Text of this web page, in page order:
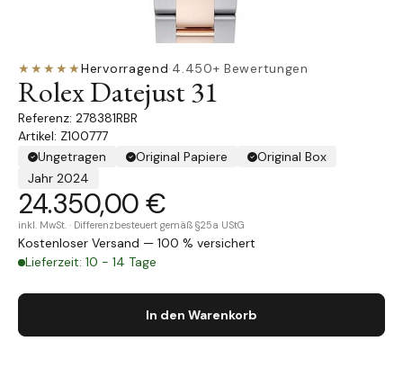
★★★★★Hervorragend·4.450+ Bewertungen
Rolex Datejust 31
278381RBR
Artikel: Z100777
Ungetragen
Original Papiere
Original Box
Jahr 2024
24.350,00 €
inkl. MwSt. · Differenzbesteuert gemäß §25a UStG
Kostenloser Versand — 100 % versichert
Lieferzeit: 10 - 14 Tage
In den Warenkorb